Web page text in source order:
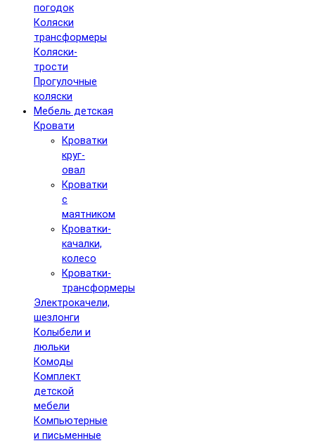
погодок
Коляски
трансформеры
Коляски-
трости
Прогулочные
коляски
Мебель детская
Кровати
Кроватки
круг-
овал
Кроватки
с
маятником
Кроватки-
качалки,
колесо
Кроватки-
трансформеры
Электрокачели,
шезлонги
Колыбели и
люльки
Комоды
Комплект
детской
мебели
Компьютерные
и письменные